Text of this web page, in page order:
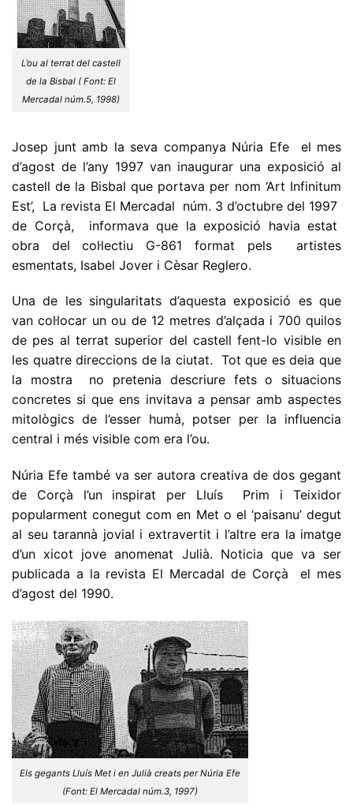
L’ou al terrat del castell
de la Bisbal ( Font: El
Mercadal núm.5, 1998)
Josep junt amb la seva companya Núria Efe el mes
d’agost de l’any 1997 van inaugurar una exposició al
castell de la Bisbal que portava per nom ‘Art Infinitum
Est’, La revista El Mercadal núm. 3 d’octubre del 1997
de Corçà, informava que la exposició havia estat
obra del col·lectiu G-861 format pels artistes
esmentats, Isabel Jover i Cèsar Reglero.
Una de les singularitats d’aquesta exposició es que
van col·locar un ou de 12 metres d’alçada i 700 quilos
de pes al terrat superior del castell fent-lo visible en
les quatre direccions de la ciutat. Tot que es deia que
la mostra no pretenia descriure fets o situacions
concretes si que ens invitava a pensar amb aspectes
mitològics de l’esser humà, potser per la influencia
central i més visible com era l’ou.
Núria Efe també va ser autora creativa de dos gegant
de Corçà l’un inspirat per Lluís Prim i Teixidor
popularment conegut com en Met o el ‘paisanu’ degut
al seu tarannà jovial i extravertit i l’altre era la imatge
d’un xicot jove anomenat Julià. Noticia que va ser
publicada a la revista El Mercadal de Corçà el mes
d’agost del 1990.
Els gegants Lluís Met i en Julià creats per Núria Efe
(Font: El Mercadal núm.3, 1997)